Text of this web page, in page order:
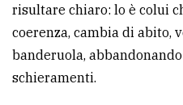
risultare chiaro: lo è colui
coerenza, cambia di abito,
banderuola,
schieramenti.